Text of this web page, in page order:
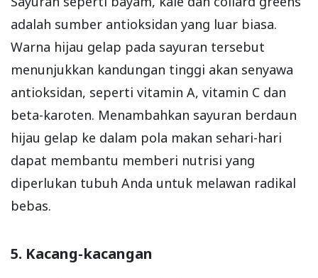
adalah sumber antioksidan yang luar biasa.
Warna hijau gelap pada sayuran tersebut
menunjukkan kandungan tinggi akan senyawa
antioksidan, seperti vitamin A, vitamin C dan
beta-karoten. Menambahkan sayuran berdaun
hijau gelap ke dalam pola makan sehari-hari
dapat membantu memberi nutrisi yang
diperlukan tubuh Anda untuk melawan radikal
bebas.
5. Kacang-kacangan